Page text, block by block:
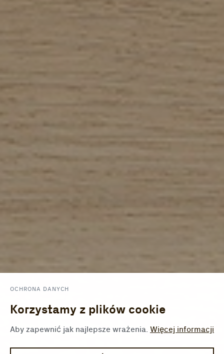
OCHRONA DANYCH
Korzystamy z plików cookie
Aby zapewnić jak najlepsze wrażenia. Więcej informacji